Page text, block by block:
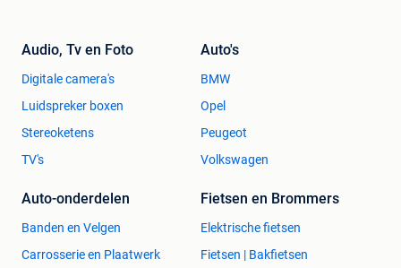
Audio, Tv en Foto
Digitale camera's
Luidspreker boxen
Stereoketens
TV's
Auto's
BMW
Opel
Peugeot
Volkswagen
Auto-onderdelen
Banden en Velgen
Carrosserie en Plaatwerk
Fietsen en Brommers
Elektrische fietsen
Fietsen | Bakfietsen